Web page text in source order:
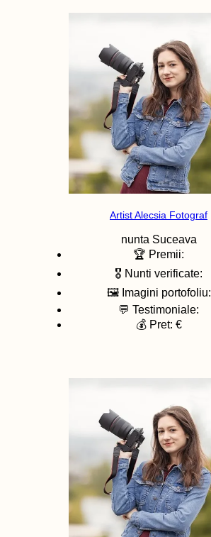
Artist Alecsia Fotograf
nunta Suceava
🏆 Premii:
🎖️ Nunti verificate:
🖼️ Imagini portofoliu:
💬 Testimoniale:
💰 Pret: €